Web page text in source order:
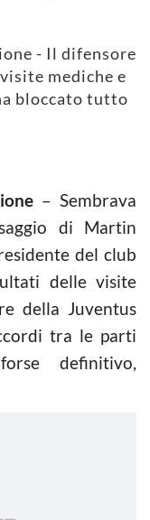
- Il difensore
mediche e
bloccato tutto
– Sembrava
di Martin
del club
delle visite
della Juventus
tra le parti
definitivo,